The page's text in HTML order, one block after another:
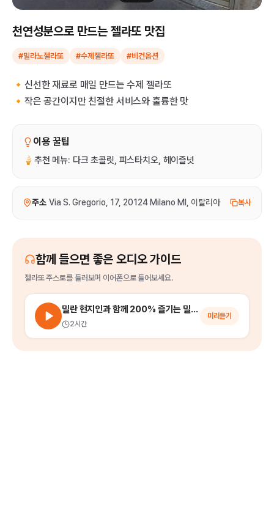
천연성분으로 만드는 젤라또 맛집
#밀라노젤라또 #수제젤라또 #비건옵션
🔸신선한 재료로 매일 만드는 수제 젤라또
🔸작은 공간이지만 친절한 서비스와 훌륭한 맛
이용 꿀팁
🍦추천 메뉴: 다크 초콜릿, 피스타치오, 헤이즐넛
주소 Via S. Gregorio, 17, 20124 Milano MI, 이탈리아 복사
함께 들으면 좋은 오디오 가이드
젤라또 주스토를들러보며 이어폰으로 들어보세요.
밀란 현지인과 함께 200% 즐기는 밀라노 시내 워킹 투어
2시간
미리듣기